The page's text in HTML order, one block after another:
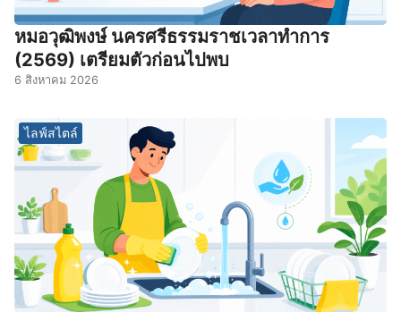
หมอวุฒิพงษ์ นครศรีธรรมราชเวลาทําการ
(2569) เตรียมตัวก่อนไปพบ
6 สิงหาคม 2026
ไลฟ์สไตล์